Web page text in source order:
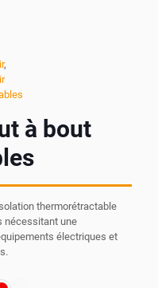
,
à bout
thermorétractable
nécessitant une
électriques et